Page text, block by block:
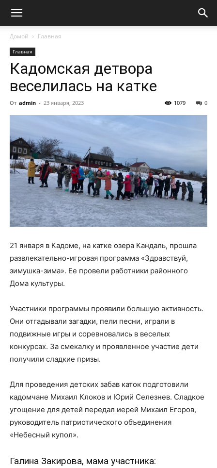
Домой Главная
Главная
Кадомская детвора
веселилась на катке
От admin - 23 января, 2023 0
1079
21 января в Кадоме, на катке озера Кандаль, прошла
развлекательно-игровая программа «Здравствуй,
зимушка-зима». Ее провели работники районного
Дома культуры.
Участники программы проявили большую активность.
Они отгадывали загадки, пели песни, играли в
подвижные игры и соревновались в веселых
конкурсах. За смекалку и проявленное участие дети
получили сладкие призы.
Для проведения детских забав каток подготовили
кадомчане Михаил Клоков и Юрий Селезнев. Сладкое
угощение для детей передал иерей Михаил Егоров,
руководитель патриотического объединения
«Небесный купол».
Галина Закирова, мама участника: